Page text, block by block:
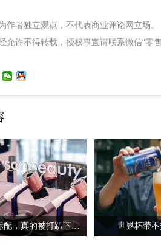
这一中产标配，真的被打趴下了？ 世界杯带
作者独立观点，不代表商业评论网立场。
允许不得转载，授权事宜请联系微信“